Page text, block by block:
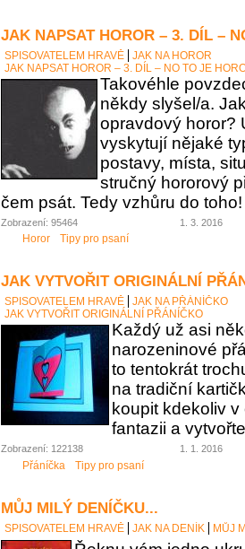
JAK NAPSAT HOROR – 3. DÍL –
SPISOVATELEM HRAVĚ
JAK NA HOROR
JAK NAPSAT HOROR – 3. DÍL – NO TO JE
Takovéhle
někdy slyšel/a.
opravdový horor?
vyskytují nějaké
postavy, místa,
stručný hororový
čem psát. Tedy vzhůru do toho!
Zobrazení: 95464 1. 3. 2016
Horor Tipy pro psaní
JAK VYTVOŘIT ORIGINÁLNÍ
SPISOVATELEM HRAVĚ
JAK NA PŘÁNÍČKO
JAK VYTVOŘIT ORIGINÁLNÍ PŘÁNÍČKO
Každý už asi
narozeninové
to tentokrát
na tradiční
koupit kdekoliv
fantazii a
Zobrazení: 122138 1. 1. 2016
Přáníčka Tipy pro psaní
MŮJ MILÝ DENÍČKU...
SPISOVATELEM HRAVĚ JAK NA DENÍK MŮJ